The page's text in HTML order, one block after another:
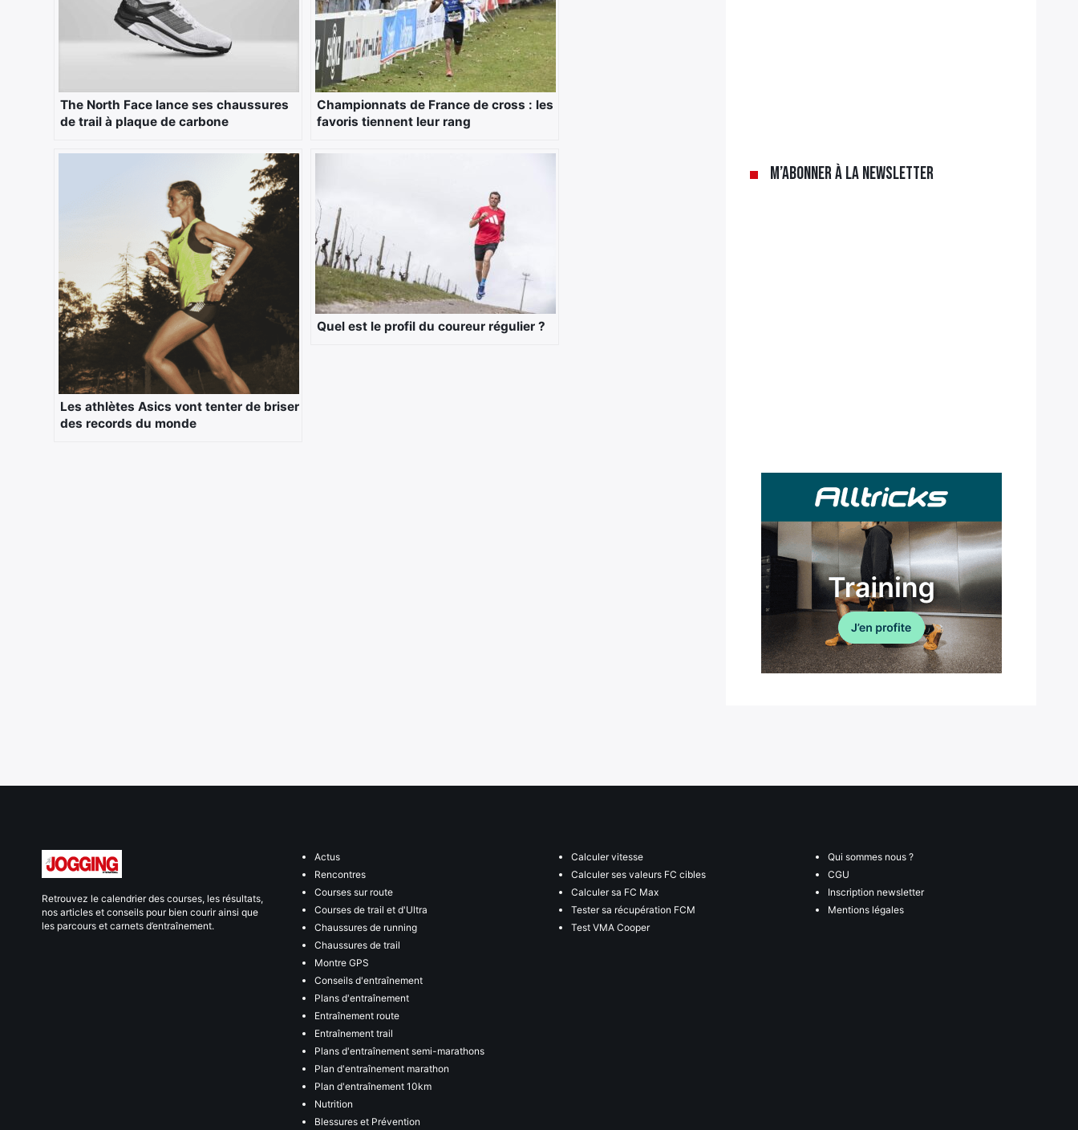
The North Face lance ses chaussures
de trail à plaque de carbone
Championnats de France de cross : les
favoris tiennent leur rang
Les athlètes Asics vont tenter de briser
des records du monde
Quel est le profil du coureur régulier ?
M’abonner à la newsletter
Retrouvez le calendrier des courses, les résultats,
nos articles et conseils pour bien courir ainsi que
les parcours et carnets d’entraînement.
Actus
Rencontres
Courses sur route
Courses de trail et d'Ultra
Chaussures de running
Chaussures de trail
Montre GPS
Conseils d'entraînement
Plans d'entraînement
Entraînement route
Entraînement trail
Plans d'entraînement semi-marathons
Plan d'entraînement marathon
Plan d'entraînement 10km
Nutrition
Blessures et Prévention
Calculer vitesse
Calculer ses valeurs FC cibles
Calculer sa FC Max
Tester sa récupération FCM
Test VMA Cooper
Qui sommes nous ?
CGU
Inscription newsletter
Mentions légales